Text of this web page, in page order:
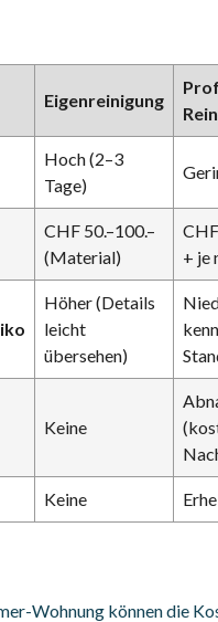
Eigenreinigung
Hoch (2–3
Tage)
CHF 50.–100.–
(Material)
+ je
Höher (Details
leicht
übersehen)
Keine
Keine
Wohnung können die